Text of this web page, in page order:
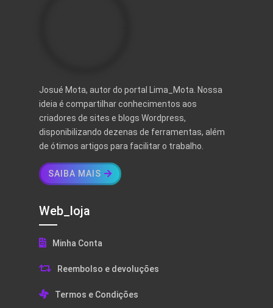
Josué Mota, autor do portal Lima_Mota. Nossa
ideia é compartilhar conhecimentos aos
criadores de sites e blogs Wordpress,
disponibilizando dezenas de ferramentas, além
de ótimos artigos para facilitar o trabalho.
SAIBA MAIS
Web_loja
Minha Conta
Reembolso e devoluções
Termos e Condições